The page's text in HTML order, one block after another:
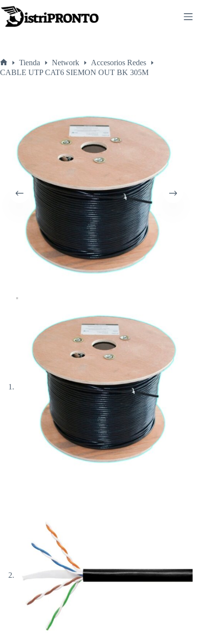
al
contenido
Inicio
Tienda Network
Accesorios Redes
CABLE UTP CAT6 SIEMON OUT BK 305M